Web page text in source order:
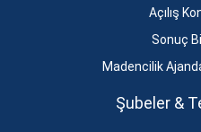
Açılış
Sonuç
Madencilik
Şubeler &